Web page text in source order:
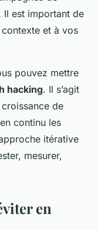
Il est important de
et à vos
pouvez mettre
hacking. Il s’agit
de
continu les
itérative
mesurer,
en